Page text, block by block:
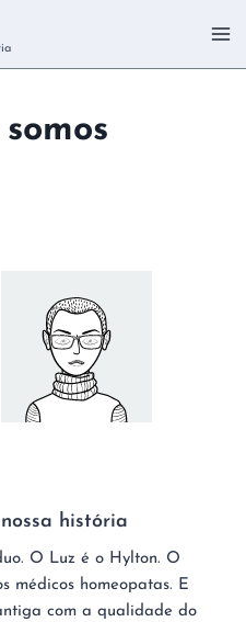
história
O Luz é o Hylton. O
médicos homeopatas. E
com a qualidade do